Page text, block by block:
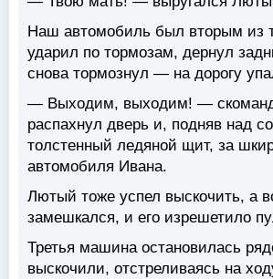
Наш автомобиль был вторым из
ударил по тормозам, дернул
снова тормознул — на дорогу
— Выходим, выходим! —
распахнул дверь и, подняв над
толстенный ледяной щит, за
автомобиля Ивана.
Лютый тоже успел выскочить, а
замешкался, и его изрешетило
Третья машина остановилась
выскочили, отстреливаясь на